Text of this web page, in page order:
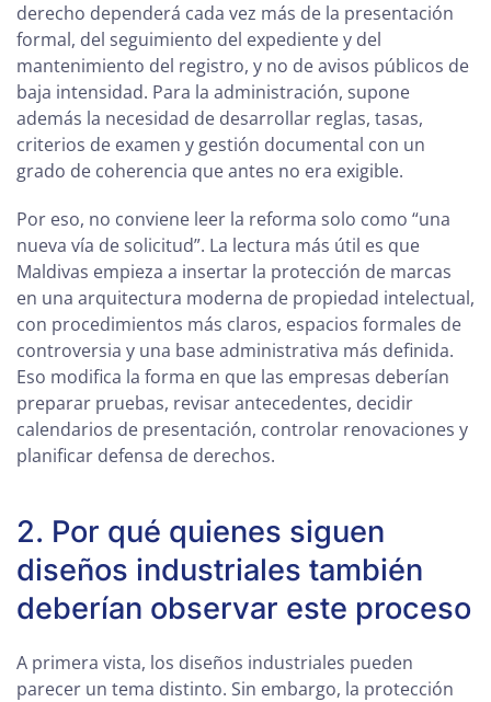
derecho dependerá cada vez más de la presentación
formal, del seguimiento del expediente y del
mantenimiento del registro, y no de avisos públicos de
baja intensidad. Para la administración, supone
además la necesidad de desarrollar reglas, tasas,
criterios de examen y gestión documental con un
grado de coherencia que antes no era exigible.
Por eso, no conviene leer la reforma solo como “una
nueva vía de solicitud”. La lectura más útil es que
Maldivas empieza a insertar la protección de marcas
en una arquitectura moderna de propiedad intelectual,
con procedimientos más claros, espacios formales de
controversia y una base administrativa más definida.
Eso modifica la forma en que las empresas deberían
preparar pruebas, revisar antecedentes, decidir
calendarios de presentación, controlar renovaciones y
planificar defensa de derechos.
2. Por qué quienes siguen
diseños industriales también
deberían observar este proceso
A primera vista, los diseños industriales pueden
parecer un tema distinto. Sin embargo, la protección